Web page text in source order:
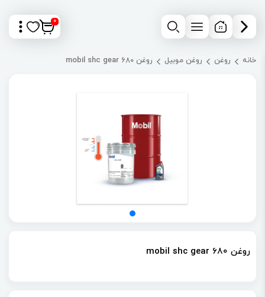
0
خانه روغن روغن موبیل روغن mobil shc gear 680
روغن mobil shc gear 680